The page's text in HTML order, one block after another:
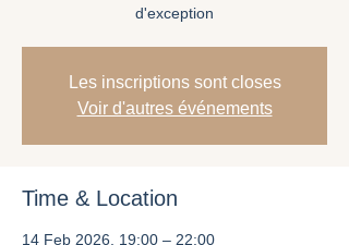
d'exception
Les inscriptions sont closes
Voir d'autres événements
Time & Location
14 Feb 2026, 19:00 – 22:00